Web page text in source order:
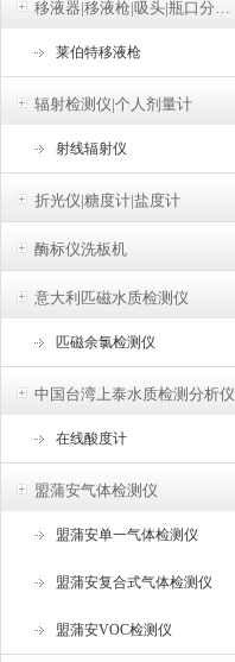
移液器|移液枪|吸头|瓶口分液器
莱伯特移液枪
辐射检测仪|个人剂量计
射线辐射仪
折光仪|糖度计|盐度计
酶标仪洗板机
意大利匹磁水质检测仪
匹磁余氯检测仪
中国台湾上泰水质检测分析仪
在线酸度计
盟蒲安气体检测仪
盟蒲安单一气体检测仪
盟蒲安复合式气体检测仪
盟蒲安VOC检测仪